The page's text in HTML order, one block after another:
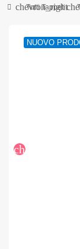
chevron_right
Tutti Tappeti
chevron_left
NUOVO